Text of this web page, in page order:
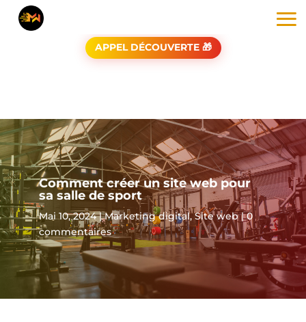
APPEL DÉCOUVERTE 🎁
Comment créer un site web pour
sa salle de sport
Mai 10, 2024|Marketing digital,Site web|0
commentaires